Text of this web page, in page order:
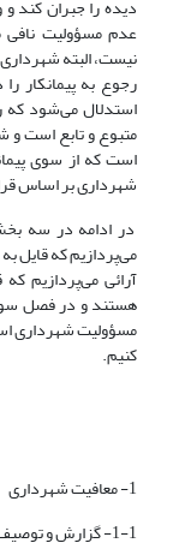
دیده را جبران کند و
عدم مسؤولیت
نیست، البته
رجوع به پیمانکار
استدلال می‌شود که
متبوع و تابع است و
است که از سوی
شهرداری بر اساس
در ادامه در سه
می‌پردازیم که
آرائی می‌پردازیم
هستند و در فصل
مسؤولیت شهرداری
کنیم.
1- معافیت شهرداری
1-1- گزارش و توصیف آرا